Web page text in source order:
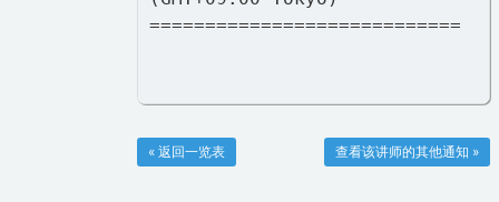
============================
查看该讲师的其他通知 »
« 返回一览表